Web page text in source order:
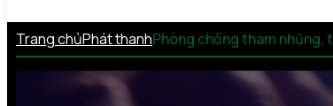
Trang chủPhát thanhPhòng chống tham nhũng,